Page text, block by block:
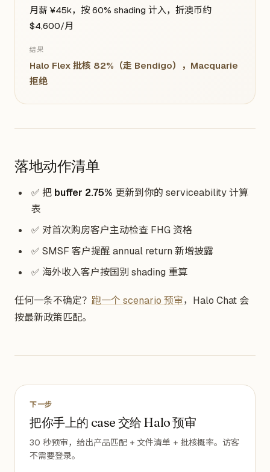
月薪 ¥45k，按 60% shading 计入，折澳币约
$4,600/月
结果
Halo Flex 批核 82%（走 Bendigo），Macquarie
拒绝
落地动作清单
✅ 把 buffer 2.75% 更新到你的 serviceability 计算
表
✅ 对首次购房客户主动检查 FHG 资格
✅ SMSF 客户提醒 annual return 新增披露
✅ 海外收入客户按国别 shading 重算
任何一条不确定？ 跑一个 scenario 预审，Halo Chat 会
按最新政策匹配。
下一步
把你手上的 case 交给 Halo 预审
30 秒预审，给出产品匹配 + 文件清单 + 批核概率。访客
不需要登录。